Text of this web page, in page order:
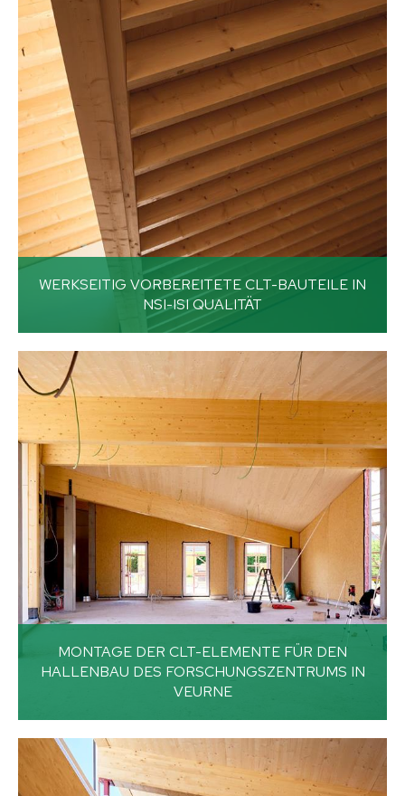
WERKSEITIG VORBEREITETE CLT-BAUTEILE IN
NSI-ISI QUALITÄT
MONTAGE DER CLT-ELEMENTE FÜR DEN
HALLENBAU DES FORSCHUNGSZENTRUMS IN
VEURNE